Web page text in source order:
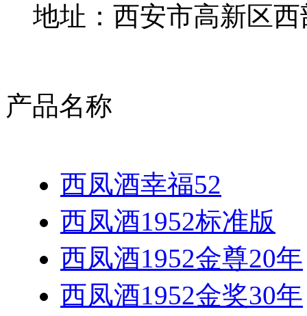
地址：西安市高新区西
产品名称
西凤酒幸福52
西凤酒1952标准版
西凤酒1952金尊20年
西凤酒1952金奖30年